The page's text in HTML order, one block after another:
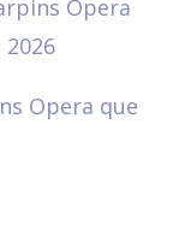
Opera que